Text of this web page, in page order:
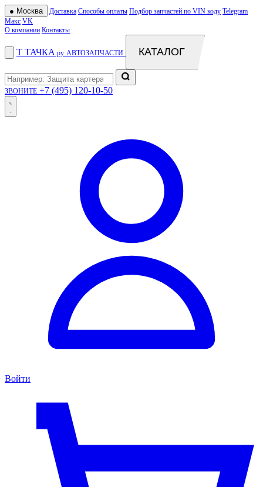
● Москва Доставка Способы оплаты Подбор запчастей по VIN коду Telegram
Макс VK
О компании Контакты
Т ТАЧКА .ру АВТОЗАПЧАСТИ КАТАЛОГ
ЗВОНИТЕ +7 (495) 120-10-50
Войти